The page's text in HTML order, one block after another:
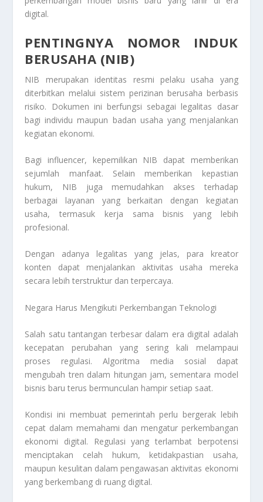
digital.
PENTINGNYA NOMOR INDUK
BERUSAHA (NIB)
NIB merupakan identitas resmi pelaku usaha yang
diterbitkan melalui sistem perizinan berusaha berbasis
risiko. Dokumen ini berfungsi sebagai legalitas dasar
bagi individu maupun badan usaha yang menjalankan
kegiatan ekonomi.
Bagi influencer, kepemilikan NIB dapat memberikan
sejumlah manfaat. Selain memberikan kepastian
hukum, NIB juga memudahkan akses terhadap
berbagai layanan yang berkaitan dengan kegiatan
usaha, termasuk kerja sama bisnis yang lebih
profesional.
Dengan adanya legalitas yang jelas, para kreator
konten dapat menjalankan aktivitas usaha mereka
secara lebih terstruktur dan terpercaya.
Negara Harus Mengikuti Perkembangan Teknologi
Salah satu tantangan terbesar dalam era digital adalah
kecepatan perubahan yang sering kali melampaui
proses regulasi. Algoritma media sosial dapat
mengubah tren dalam hitungan jam, sementara model
bisnis baru terus bermunculan hampir setiap saat.
Kondisi ini membuat pemerintah perlu bergerak lebih
cepat dalam memahami dan mengatur perkembangan
ekonomi digital. Regulasi yang terlambat berpotensi
menciptakan celah hukum, ketidakpastian usaha,
maupun kesulitan dalam pengawasan aktivitas ekonomi
yang berkembang di ruang digital.